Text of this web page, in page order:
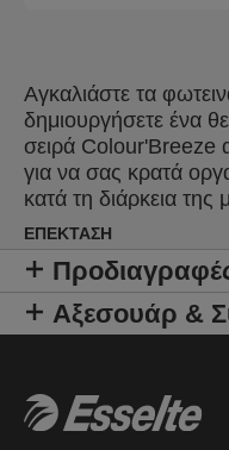
Αγκαλιάστε τα
δημιουργήσετε ένα
σειρά Colour'Breeze
για να σας κρατά
κατά τη διάρκεια της
μοντέρνο φινίρισμα
κάνουν να
σας. Ο Φάκελος Με 3
είναι ένας ελαφρύς,
να χρησιμοποιηθεί
Κουτί Αρχείου
χρησιμοποιηθεί για
ΕΠΈΚΤΑΣΗ
Αξεσουάρ &